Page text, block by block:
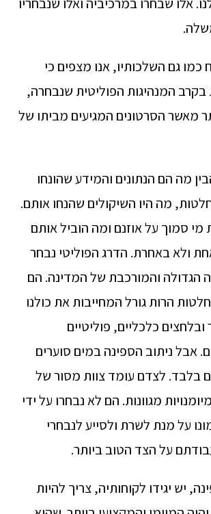
אלו שבחרו במרכיביה ואלו שנבחריו
גם השלכותיו, אנו מצפים כי
המנהיגות הפוליטית שנבחרה,
מאשר הסרטונים המגיעים מביתו של
מה הם הנתונים והמידע שהונחו
מה היו השיקולים שהנחו אותם.
מי סמוך על אוזנם ומה הוביל אותם
ולא באחרת. הדרג הפוליטי נבחר
הגדולה והמורכבת של המדינה. הם
הרות גורל המחייבות את כולנו
כלכליים, פוליטיים
אבל ניתוב הספינה במים סוערים
בלבד. לצדם עומד צוות מסור של
מגוונות. הם לא נבחרו על ידי
על מנת לשרת ולסייע לנבחרי
על הצד הטוב ביותר.
יש יגידו לקוחותיה, צריך להיות